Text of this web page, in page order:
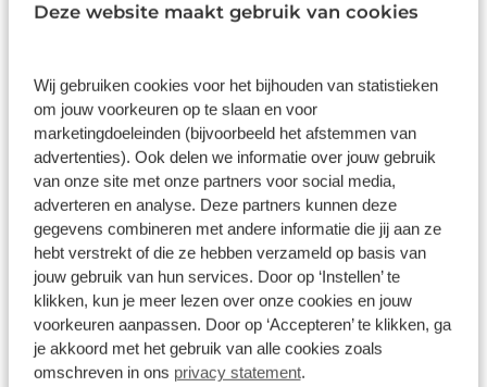
Deze website maakt gebruik van cookies
Wij gebruiken cookies voor het bijhouden van statistieken
om jouw voorkeuren op te slaan en voor
marketingdoeleinden (bijvoorbeeld het afstemmen van
advertenties). Ook delen we informatie over jouw gebruik
van onze site met onze partners voor social media,
adverteren en analyse. Deze partners kunnen deze
gegevens combineren met andere informatie die jij aan ze
hebt verstrekt of die ze hebben verzameld op basis van
jouw gebruik van hun services. Door op ‘Instellen’ te
klikken, kun je meer lezen over onze cookies en jouw
voorkeuren aanpassen. Door op ‘Accepteren’ te klikken, ga
je akkoord met het gebruik van alle cookies zoals
omschreven in ons privacy statement.
bedient u diverse functies ook op afstand en krijgt
aan boord wijst de juiste weg! Ook is de auto
voorzien van electronic climate control. En deze
auto heeft ook draadloos opladen, DAB ontvangst,
regensensor, cruise control, automatisch
dimmende binnenspiegel en centrale
deurvergrendeling met afstandsbediening als
standaard uitrusting. Aan boord van deze Citroën
houden verschillende geavanceerde systemen
voor u de weg in de gaten. Ze waarschuwen u voor
noodsituaties en kunnen in een aantal gevallen ook
zelf ingrijpen. Belangrijke ritfuncties permanent in
uw zichtveld: dat is het voordeel van de head-up
Inhoud
Wat klanten over ons zeggen
8,9131 reviews
5 93 reviews
4